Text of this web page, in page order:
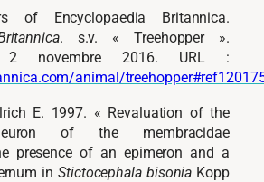
of Encyclopaedia Britannica.
. s.v. « Treehopper ».
2 novembre 2016. URL :
animal/
E. 1997. « Revaluation of the
of the membracidae
presence of an epimeron and a
inStictocephala bisonia Kopp